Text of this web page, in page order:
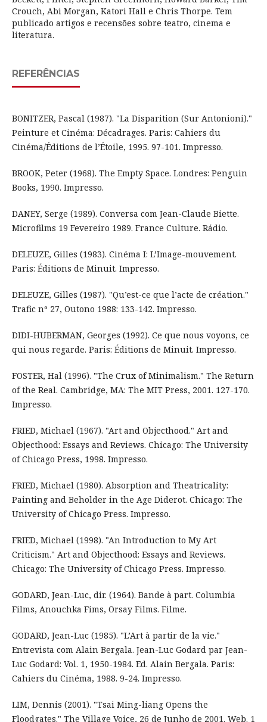
Crouch, Abi Morgan, Katori Hall e Chris Thorpe. Tem
publicado artigos e recensões sobre teatro, cinema e
literatura.
REFERÊNCIAS
BONITZER, Pascal (1987). "La Disparition (Sur Antonioni)."
Peinture et Cinéma: Décadrages. Paris: Cahiers du
Cinéma/Éditions de l’Étoile, 1995. 97-101. Impresso.
BROOK, Peter (1968). The Empty Space. Londres: Penguin
Books, 1990. Impresso.
DANEY, Serge (1989). Conversa com Jean-Claude Biette.
Microfilms 19 Fevereiro 1989. France Culture. Rádio.
DELEUZE, Gilles (1983). Cinéma I: L’Image-mouvement.
Paris: Éditions de Minuit. Impresso.
DELEUZE, Gilles (1987). "Qu’est-ce que l’acte de création."
Trafic nº 27, Outono 1988: 133-142. Impresso.
DIDI-HUBERMAN, Georges (1992). Ce que nous voyons, ce
qui nous regarde. Paris: Éditions de Minuit. Impresso.
FOSTER, Hal (1996). "The Crux of Minimalism." The Return
of the Real. Cambridge, MA: The MIT Press, 2001. 127-170.
Impresso.
FRIED, Michael (1967). "Art and Objecthood." Art and
Objecthood: Essays and Reviews. Chicago: The University
of Chicago Press, 1998. Impresso.
FRIED, Michael (1980). Absorption and Theatricality:
Painting and Beholder in the Age Diderot. Chicago: The
University of Chicago Press. Impresso.
FRIED, Michael (1998). "An Introduction to My Art
Criticism." Art and Objecthood: Essays and Reviews.
Chicago: The University of Chicago Press. Impresso.
GODARD, Jean-Luc, dir. (1964). Bande à part. Columbia
Films, Anouchka Fims, Orsay Films. Filme.
GODARD, Jean-Luc (1985). "L’Art à partir de la vie."
Entrevista com Alain Bergala. Jean-Luc Godard par Jean-
Luc Godard: Vol. 1, 1950-1984. Ed. Alain Bergala. Paris:
Cahiers du Cinéma, 1988. 9-24. Impresso.
LIM, Dennis (2001). "Tsai Ming-liang Opens the
Floodgates." The Village Voice, 26 de Junho de 2001. Web. 1